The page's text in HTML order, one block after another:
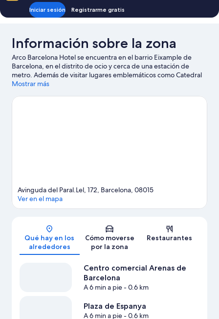
Iniciar sesión Registrarme gratis
Información sobre la zona
Arco Barcelona Hotel se encuentra en el barrio Eixample de
Barcelona, en el distrito de ocio y cerca de una estación de
metro. Además de visitar lugares emblemáticos como Catedral
de Barcelona y Casa Batlló, podrás apreciar la belleza natural de
evento especial? Puedes consultar el calendario de Camp Nou o
Mostrar más
Mapa
Avinguda del Paral.Lel, 172, Barcelona, 08015
Ver en el mapa
Qué hay en los
alrededores
Cómo moverse
por la zona
Restaurantes
Centro comercial Arenas de
Barcelona
A 6 min a pie- 0.6 km
Plaza de Espanya
A 6 min a pie- 0.6 km